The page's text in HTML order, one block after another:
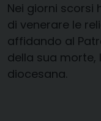
Nei giorni scorsi
di venerare le
affidando al
della sua morte,
diocesana.